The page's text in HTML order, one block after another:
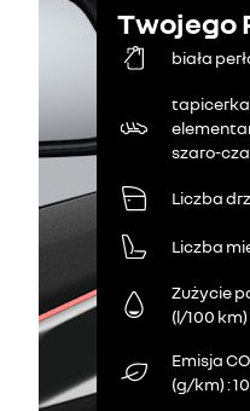
Twojego
biała
tapicerka
szaro-
Liczba
Liczba
Zużycie
(l/100 km)
Emisja
(g/km)